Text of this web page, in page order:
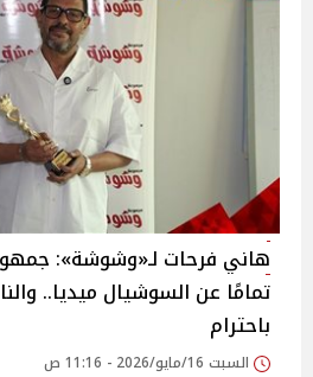
هاني فرحات لـ«وشوشة»:
تمامًا عن السوشيال ميديا..
باحترام
السبت 16/مايو/2026 - 11:16 ص